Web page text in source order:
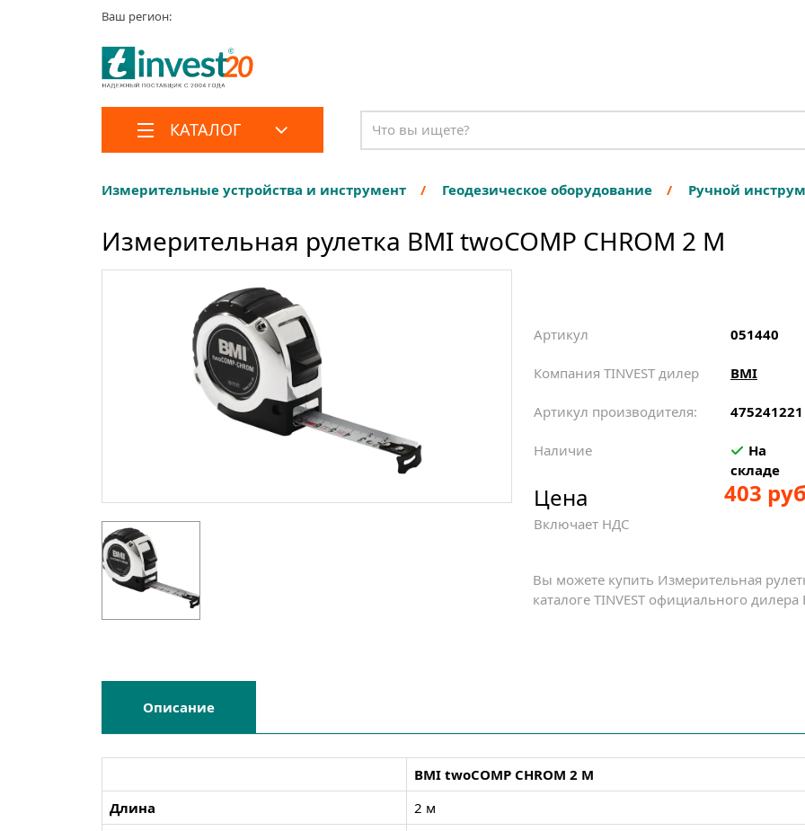
Ваш регион:
КАТАЛОГ
Измерительные устройства и инструмент Геодезическое оборудование Ручной
Измерительная рулетка BMI twoCOMP CHROM 2 M
Артикул 051440
Компания TINVEST дилер BMI
Артикул производителя: 475241221
Наличие
На
складе
Цена
Включает НДС
403
Вы можете купить Измерительная
каталоге TINVEST официального
Описание
BMI twoCOMP CHROM 2 M
Длина
2 м